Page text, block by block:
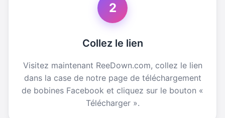
2
Collez le lien
Visitez maintenant ReeDown.com, collez le lien
dans la case de notre page de téléchargement
de bobines Facebook et cliquez sur le bouton «
Télécharger ».